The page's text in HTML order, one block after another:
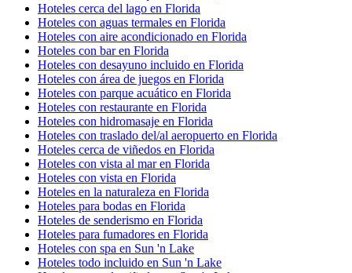
Hoteles cerca del lago en Florida
Hoteles con aguas termales en Florida
Hoteles con aire acondicionado en Florida
Hoteles con bar en Florida
Hoteles con desayuno incluido en Florida
Hoteles con área de juegos en Florida
Hoteles con parque acuático en Florida
Hoteles con restaurante en Florida
Hoteles con hidromasaje en Florida
Hoteles con traslado del/al aeropuerto en Florida
Hoteles cerca de viñedos en Florida
Hoteles con vista al mar en Florida
Hoteles con vista en Florida
Hoteles en la naturaleza en Florida
Hoteles para bodas en Florida
Hoteles de senderismo en Florida
Hoteles para fumadores en Florida
Hoteles con spa en Sun 'n Lake
Hoteles todo incluido en Sun 'n Lake